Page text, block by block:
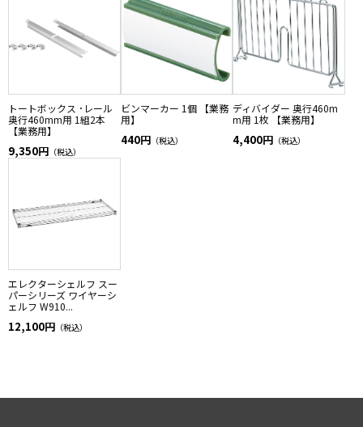
トートボックス ･レール
奥行460mm用 1組2本
【業務用】
9,350円 （税込）
ビンマーカー 1個 【業務
用】
440円 （税込）
ディバイダー 奥行460m
m用 1枚 【業務用】
4,400円 （税込）
エレクターシェルフ スー
パーシリーズ ワイヤーシ
ェルフ W910...
12,100円 （税込）